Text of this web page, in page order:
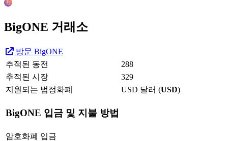
BigONE 거래소
방문 BigONE
추적된 동전
288
추적된 시장
329
지원되는 법정화폐
USD 달러 (USD)
BigONE 입금 및 지불 방법
암호화폐 입금